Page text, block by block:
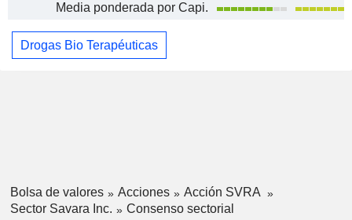
Media ponderada por Capi.
Drogas Bio Terapéuticas
Bolsa de valores Acciones
Acción SVRA
Sector Savara Inc.
Consenso sectorial